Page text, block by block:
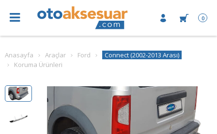
0
Anasayfa Araçlar Ford
Connect (2002-2013 Arası)
Koruma Ürünleri